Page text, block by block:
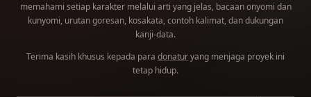
memahami setiap karakter melalui arti yang jelas, bacaan onyomi dan
kunyomi, urutan goresan, kosakata, contoh kalimat, dan dukungan
kanji-data.
Terima kasih khusus kepada para donaturyang menjaga proyek ini
tetap hidup.